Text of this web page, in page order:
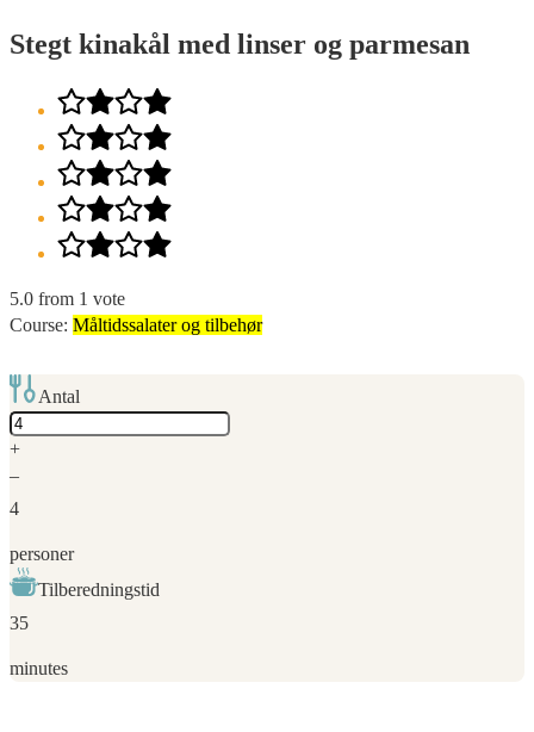
Stegt kinakål med linser og parmesan
5.0 from 1 vote
Course: Måltidssalater og tilbehør
Antal
Adjust
servings
+
–
4
personer
Tilberedningstid
35
minutes